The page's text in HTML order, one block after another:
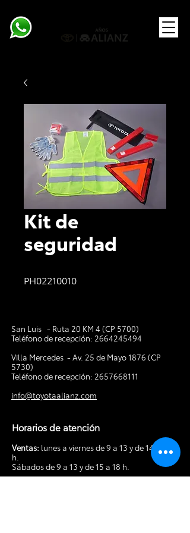
Kit de
seguridad
PH02210010
San Luis - Ruta 20 KM 4 (CP 5700)
Teléfono de recepción: 2664245494
Villa Mercedes - Av. 25 de Mayo 1876 (CP
5730)
Teléfono de recepción: 2657668111
info@toyotaalianz.com
Horarios de atención
Ventas: lunes a viernes de 9 a 13 y de 14 a 19
h.
Sábados de 9 a 13 y de 15 a 18 h.